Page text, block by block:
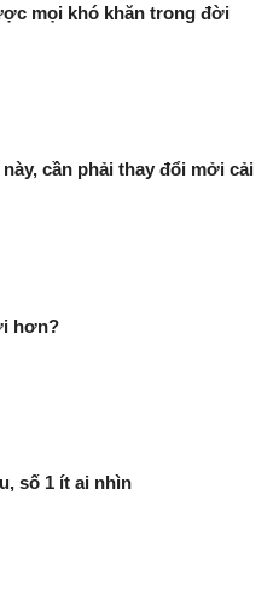
mọi khó khăn trong đời
cần phải thay đổi mởi cải
hơn?
số 1 ít ai nhìn